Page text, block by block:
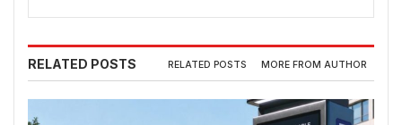
RELATED POSTS RELATED POSTS MORE FROM AUTHOR